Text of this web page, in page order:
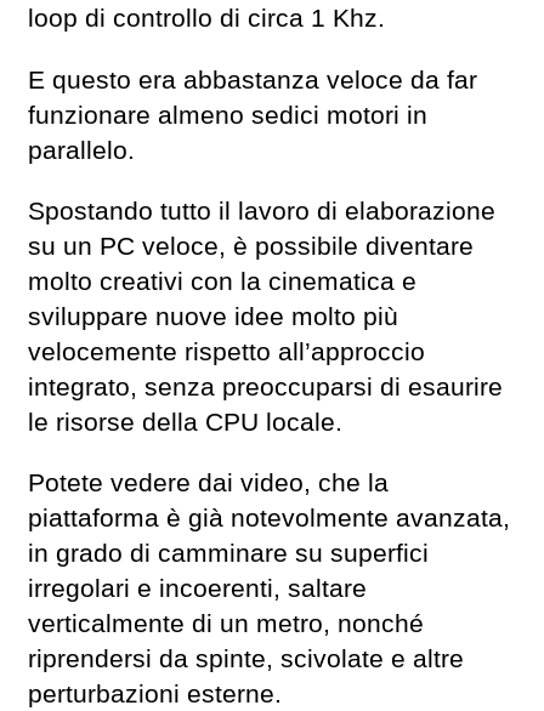
loop di controllo di circa 1 Khz.
E questo era abbastanza veloce da far
funzionare almeno sedici motori in
parallelo.
Spostando tutto il lavoro di elaborazione
su un PC veloce, è possibile diventare
molto creativi con la cinematica e
sviluppare nuove idee molto più
velocemente rispetto all’approccio
integrato, senza preoccuparsi di esaurire
le risorse della CPU locale.
Potete vedere dai video, che la
piattaforma è già notevolmente avanzata,
in grado di camminare su superfici
irregolari e incoerenti, saltare
verticalmente di un metro, nonché
riprendersi da spinte, scivolate e altre
perturbazioni esterne.